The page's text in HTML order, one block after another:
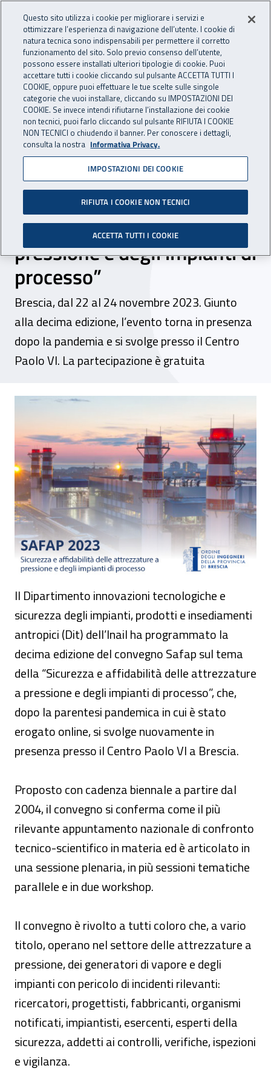
INAIL - Istituto Nazionale
Apri cerca
Navigazione principale
Navigazione - Ti trovi in:
Home Inail comunica Eventi
dal 22 al 24 novembre 2023
Convegno Safap 2023 -
“Sicurezza e affidabilità
delle attrezzature a
pressione e degli impianti di
processo”
Brescia, dal 22 al 24 novembre 2023. Giunto
alla decima edizione, l’evento torna in presenza
dopo la pandemia e si svolge presso il Centro
Paolo VI. La partecipazione è gratuita
Convegno Safap 2023 - “Sicurezza e
Il Dipartimento innovazioni tecnologiche e
sicurezza degli impianti, prodotti e insediamenti
antropici (Dit) dell’Inail ha programmato la
decima edizione del convegno Safap sul tema
della “Sicurezza e affidabilità delle attrezzature
a pressione e degli impianti di processo”, che,
dopo la parentesi pandemica in cui è stato
erogato online, si svolge nuovamente in
presenza presso il Centro Paolo VI a Brescia.
Proposto con cadenza biennale a partire dal
2004, il convegno si conferma come il più
rilevante appuntamento nazionale di confronto
tecnico-scientifico in materia ed è articolato in
una sessione plenaria, in più sessioni tematiche
parallele e in due workshop.
Il convegno è rivolto a tutti coloro che, a vario
titolo, operano nel settore delle attrezzature a
pressione, dei generatori di vapore e degli
impianti con pericolo di incidenti rilevanti:
ricercatori, progettisti, fabbricanti, organismi
notificati, impiantisti, esercenti, esperti della
sicurezza, addetti ai controlli, verifiche, ispezioni
e vigilanza.
Questo sito utilizza i cookie per migliorare i servizi e
ottimizzare l’esperienza di navigazione dell’utente. I cookie di
natura tecnica sono indispensabili per permettere il corretto
funzionamento del sito. Solo previo consenso dell’utente,
possono essere installati ulteriori tipologie di cookie. Puoi
accettare tutti i cookie cliccando sul pulsante ACCETTA TUTTI I
COOKIE, oppure puoi effettuare le tue scelte sulle singole
categorie che vuoi installare, cliccando su IMPOSTAZIONI DEI
COOKIE. Se invece intendi rifiutarne l’installazione dei cookie
non tecnici, puoi farlo cliccando sul pulsante RIFIUTA I COOKIE
NON TECNICI o chiudendo il banner. Per conoscere i dettagli,
consulta la nostra Informativa Privacy.
IMPOSTAZIONI DEI COOKIE
RIFIUTA I COOKIE NON TECNICI
ACCETTA TUTTI I COOKIE